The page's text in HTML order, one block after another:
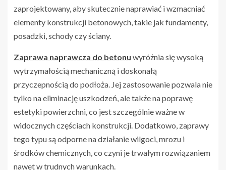
zaprojektowany, aby skutecznie naprawiać i wzmacniać
elementy konstrukcji betonowych, takie jak fundamenty,
posadzki, schody czy ściany.
Zaprawa naprawcza do betonu wyróżnia się wysoką
wytrzymałością mechaniczną i doskonałą
przyczepnością do podłoża. Jej zastosowanie pozwala nie
tylko na eliminację uszkodzeń, ale także na poprawę
estetyki powierzchni, co jest szczególnie ważne w
widocznych częściach konstrukcji. Dodatkowo, zaprawy
tego typu są odporne na działanie wilgoci, mrozu i
środków chemicznych, co czyni je trwałym rozwiązaniem
nawet w trudnych warunkach.